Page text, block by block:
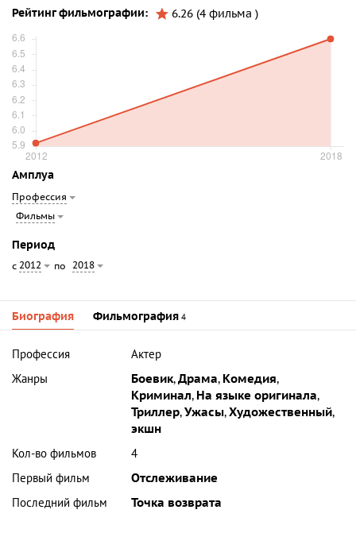
Рейтинг фильмографии: 6.26 (4 фильма )
Амплуа
Профессия
Фильмы
Период
с 2012 по 2018
Биография Фильмография 4
Профессия
Актер
Жанры
Боевик,Драма, Комедия,
Криминал, На языке оригинала,
Триллер,Ужасы,Художественный,
экшн
Кол-во фильмов
4
Первый фильм
Отслеживание
Последний фильм
Точка возврата